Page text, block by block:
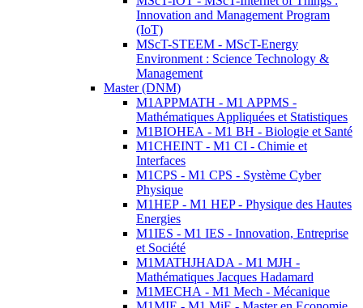
Innovation and Management Program
(IoT)
MScT-STEEM - MScT-Energy
Environment : Science Technology &
Management
Master (DNM)
M1APPMATH - M1 APPMS -
Mathématiques Appliquées et Statistiques
M1BIOHEA - M1 BH - Biologie et Santé
M1CHEINT - M1 CI - Chimie et
Interfaces
M1CPS - M1 CPS - Système Cyber
Physique
M1HEP - M1 HEP - Physique des Hautes
Energies
M1IES - M1 IES - Innovation, Entreprise
et Société
M1MATHJHADA - M1 MJH -
Mathématiques Jacques Hadamard
M1MECHA - M1 Mech - Mécanique